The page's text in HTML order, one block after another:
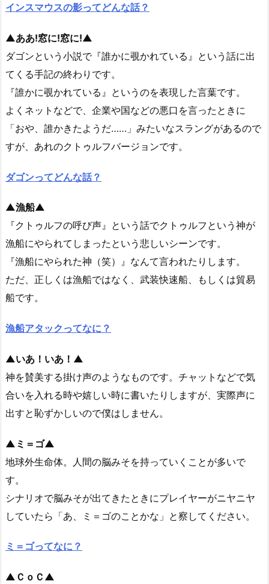
インスマウスの影ってどんな話？
▲ああ!窓に!窓に!▲
ダゴンという小説で『誰かに覗かれている』という話に出
てくる手記の終わりです。
『誰かに覗かれている』というのを表現した言葉です。
よくネットなどで、企業や国などの悪口を言ったときに
「おや、誰かきたようだ……」みたいなスラングがあるので
すが、あれのクトゥルフバージョンです。
ダゴンってどんな話？
▲漁船▲
『クトゥルフの呼び声』という話でクトゥルフという神が
漁船にやられてしまったという悲しいシーンです。
『漁船にやられた神（笑）』なんて言われたりします。
ただ、正しくは漁船ではなく、武装快速船、もしくは貿易
船です。
漁船アタックってなに？
▲いあ！いあ！▲
神を賛美する掛け声のようなものです。チャットなどで気
合いを入れる時や嬉しい時に書いたりしますが、実際声に
出すと恥ずかしいので僕はしません。
▲ミ＝ゴ▲
地球外生命体。人間の脳みそを持っていくことが多いで
す。
シナリオで脳みそが出てきたときにプレイヤーがニヤニヤ
していたら「あ、ミ＝ゴのことかな」と察してください。
ミ＝ゴってなに？
▲ＣｏＣ▲